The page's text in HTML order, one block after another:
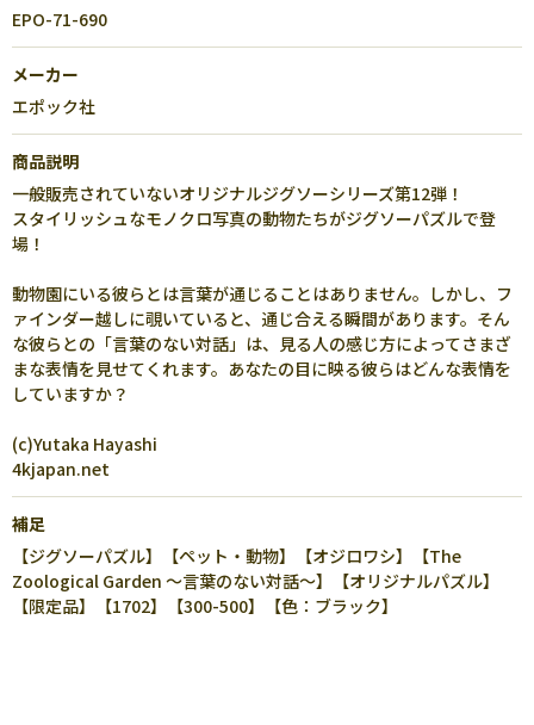
EPO-71-690
メーカー
エポック社
商品説明
一般販売されていないオリジナルジグソーシリーズ第12弾！
スタイリッシュなモノクロ写真の動物たちがジグソーパズルで登
場！
動物園にいる彼らとは言葉が通じることはありません。しかし、フ
ァインダー越しに覗いていると、通じ合える瞬間があります。そん
な彼らとの「言葉のない対話」は、見る人の感じ方によってさまざ
まな表情を見せてくれます。あなたの目に映る彼らはどんな表情を
していますか？
(c)Yutaka Hayashi
4kjapan.net
補足
【ジグソーパズル】【ペット・動物】【オジロワシ】【The
Zoological Garden ～言葉のない対話～】【オリジナルパズル】
【限定品】【1702】【300-500】【色：ブラック】